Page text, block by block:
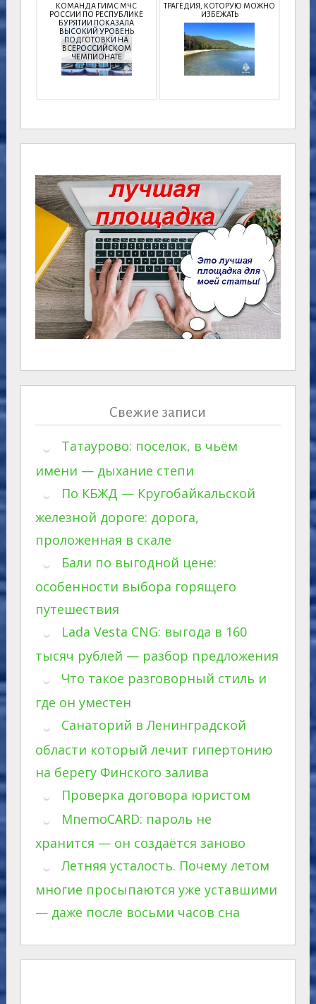
КОМАНДА ГИМС МЧС
РОССИИ ПО РЕСПУБЛИКЕ
БУРЯТИИ ПОКАЗАЛА
ВЫСОКИЙ УРОВЕНЬ
ПОДГОТОВКИ НА
ВСЕРОССИЙСКОМ
ЧЕМПИОНАТЕ
ТРАГЕДИЯ, КОТОРУЮ МОЖНО
ИЗБЕЖАТЬ
Свежие записи
Татаурово: поселок, в чьём
имени — дыхание степи
По КБЖД — Кругобайкальской
железной дороге: дорога,
проложенная в скале
Бали по выгодной цене:
особенности выбора горящего
путешествия
Lada Vesta CNG: выгода в 160
тысяч рублей — разбор предложения
Что такое разговорный стиль и
где он уместен
Санаторий в Ленинградской
области который лечит гипертонию
на берегу Финского залива
Проверка договора юристом
MnemoCARD: пароль не
хранится — он создаётся заново
Летняя усталость. Почему летом
многие просыпаются уже уставшими
— даже после восьми часов сна